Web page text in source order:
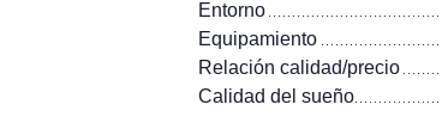
Entorno
Equipamiento
Relación calidad/precio
Calidad del sueño